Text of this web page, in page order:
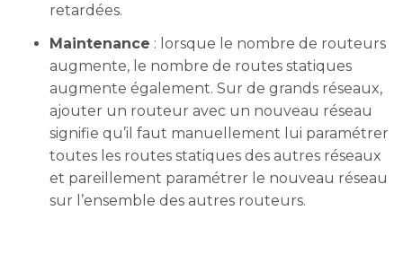
retardées.
Maintenance : lorsque le nombre de routeurs
augmente, le nombre de routes statiques
augmente également. Sur de grands réseaux,
ajouter un routeur avec un nouveau réseau
signifie qu’il faut manuellement lui paramétrer
toutes les routes statiques des autres réseaux
et pareillement paramétrer le nouveau réseau
sur l’ensemble des autres routeurs.